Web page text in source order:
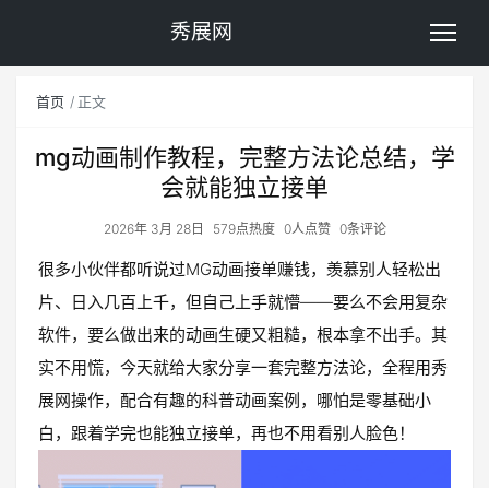
秀展网
首页 正文
mg动画制作教程，完整方法论总结，学
会就能独立接单
2026年 3月 28日 579点热度 0人点赞 0条评论
很多小伙伴都听说过MG动画接单赚钱，羡慕别人轻松出
片、日入几百上千，但自己上手就懵——要么不会用复杂
软件，要么做出来的动画生硬又粗糙，根本拿不出手。其
实不用慌，今天就给大家分享一套完整方法论，全程用秀
展网操作，配合有趣的科普动画案例，哪怕是零基础小
白，跟着学完也能独立接单，再也不用看别人脸色！